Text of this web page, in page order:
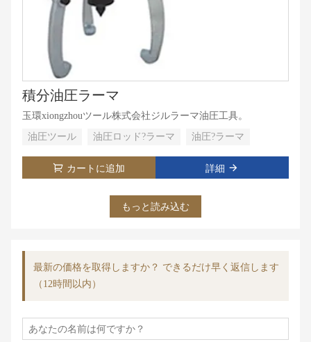
積分油圧ラーマ
玉環xiongzhouツール株式会社ジルラーマ油圧工具。
油圧ツール
油圧ロッド?ラーマ 油圧?ラーマ
カートに追加 詳細
もっと読み込む
最新の価格を取得しますか？ できるだけ早く返信します
（12時間以内）